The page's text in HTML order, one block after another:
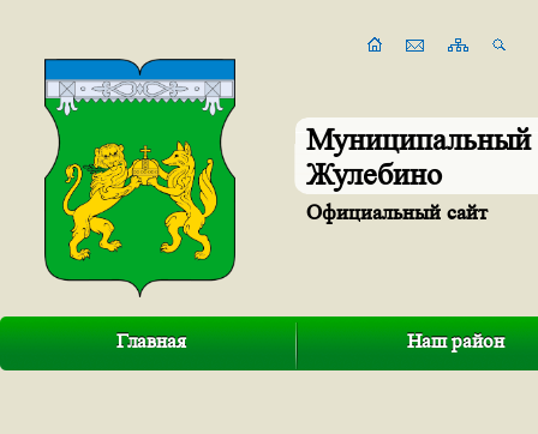
Муниципальный
Жулебино
Официальный сайт
Главная Наш район